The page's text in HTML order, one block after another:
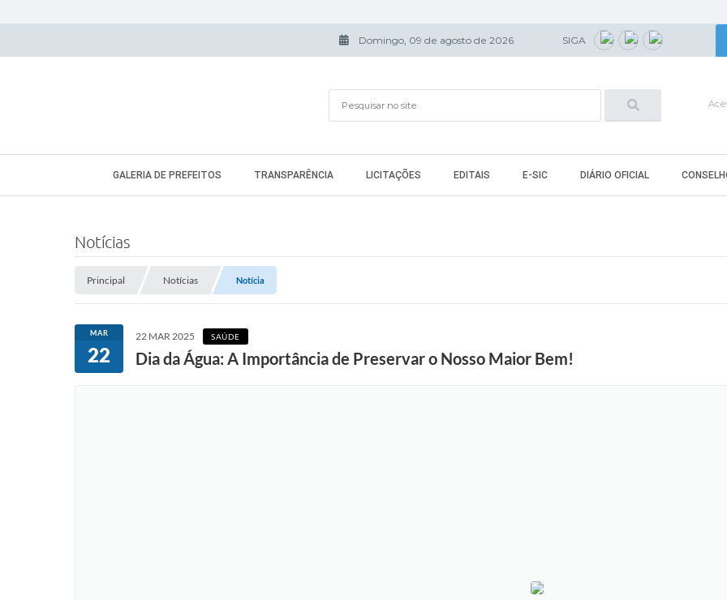
SIGA
Domingo, 09 de agosto de 2026
GALERIA DE PREFEITOS TRANSPARÊNCIA LICITAÇÕES EDITAIS E-SIC DIÁRIO OFICIAL
Notícias
Principal Notícias Notícia
MAR
22
22 MAR 2025 SAÚDE
Dia da Água: A Importância de Preservar o Nosso Maior Bem!